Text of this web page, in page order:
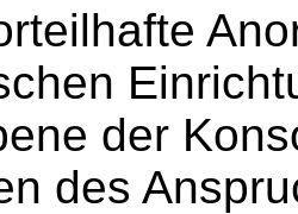
der
des